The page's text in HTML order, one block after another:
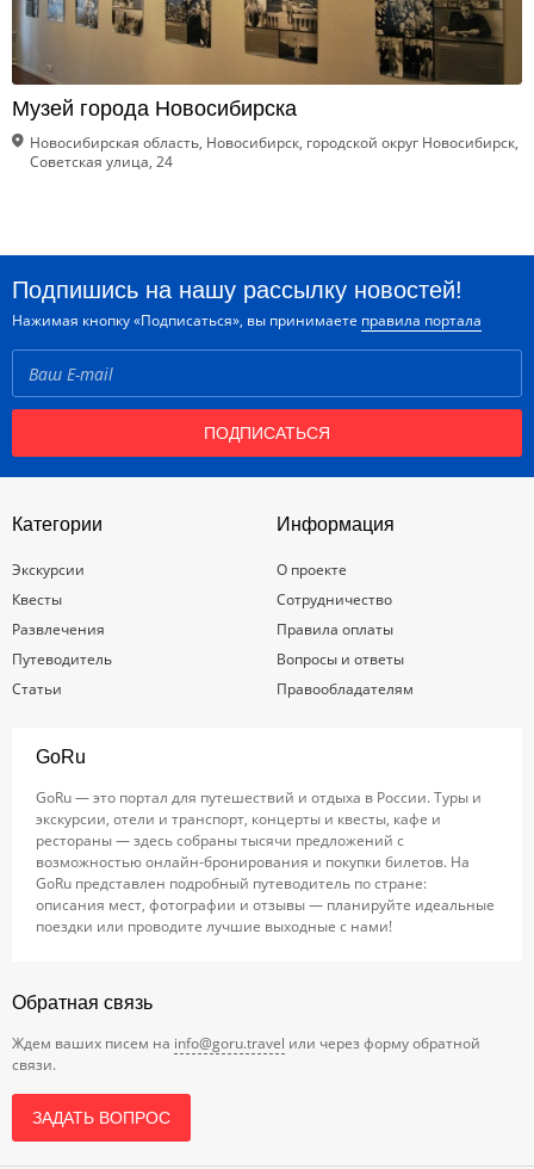
Музей города Новосибирска
Новосибирская область, Новосибирск, городской округ Новосибирск,
Советская улица, 24
Подпишись на нашу рассылку новостей!
Нажимая кнопку «Подписаться», вы принимаете правила портала
ПОДПИСАТЬСЯ
Категории
Экскурсии
Квесты
Развлечения
Путеводитель
Статьи
Информация
О проекте
Сотрудничество
Правила оплаты
Вопросы и ответы
Правообладателям
GoRu
GoRu — это портал для путешествий и отдыха в России. Туры и
экскурсии, отели и транспорт, концерты и квесты, кафе и
рестораны — здесь собраны тысячи предложений с
возможностью онлайн-бронирования и покупки билетов. На
GoRu представлен подробный путеводитель по стране:
описания мест, фотографии и отзывы — планируйте идеальные
поездки или проводите лучшие выходные с нами!
Обратная связь
Ждем ваших писем на info@goru.travel или через форму обратной
связи.
ЗАДАТЬ ВОПРОС